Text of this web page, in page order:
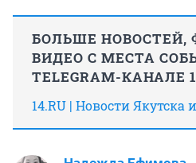
БОЛЬШЕ НОВОСТЕЙ,
ВИДЕО С МЕСТА
TELEGRAM-КАНАЛЕ
14.RU | Новости Якутска